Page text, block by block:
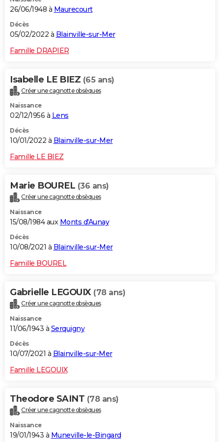
26/06/1948 à Maurecourt
Décès
05/02/2022 à Blainville-sur-Mer
Famille DRAPIER
Isabelle LE BIEZ (65 ans)
Créer une cagnotte obsèques
Naissance
02/12/1956 à Lens
Décès
10/01/2022 à Blainville-sur-Mer
Famille LE BIEZ
Marie BOUREL (36 ans)
Créer une cagnotte obsèques
Naissance
15/08/1984 aux Monts d'Aunay
Décès
10/08/2021 à Blainville-sur-Mer
Famille BOUREL
Gabrielle LEGOUIX (78 ans)
Créer une cagnotte obsèques
Naissance
11/06/1943 à Serquigny
Décès
10/07/2021 à Blainville-sur-Mer
Famille LEGOUIX
Theodore SAINT (78 ans)
Créer une cagnotte obsèques
Naissance
19/01/1943 à Muneville-le-Bingard